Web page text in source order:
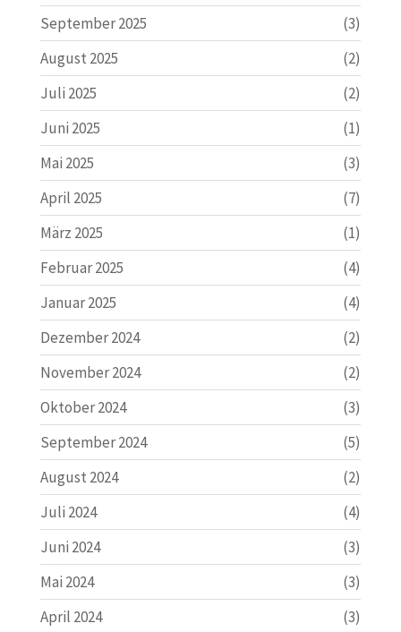
September 2025
(3)
August 2025
(2)
Juli 2025
(2)
Juni 2025
(1)
Mai 2025
(3)
April 2025
(7)
März 2025
(1)
Februar 2025
(4)
Januar 2025
(4)
Dezember 2024
(2)
November 2024
(2)
Oktober 2024
(3)
September 2024
(5)
August 2024
(2)
Juli 2024
(4)
Juni 2024
(3)
Mai 2024
(3)
April 2024
(3)